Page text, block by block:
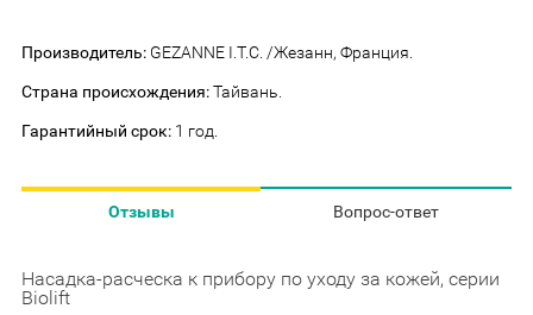
Производитель: GEZANNE I.T.C. /Жезанн, Франция.
Страна происхождения:Тайвань.
Гарантийный срок: 1 год.
Отзывы Вопрос-ответ
Насадка-расческа к прибору по уходу за кожей, серии
Biolift